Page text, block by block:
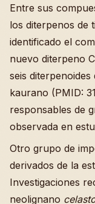
Entre sus
los diterpenos de
identificado el
nuevo diterpeno
seis
kaurano (PMID:
responsables de
observada en
Otro grupo de
derivados de la
Investigaciones
neolignano